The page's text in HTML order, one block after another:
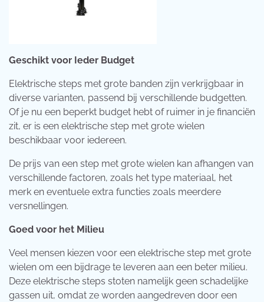
Geschikt voor Ieder Budget
Elektrische steps met grote banden zijn verkrijgbaar in
diverse varianten, passend bij verschillende budgetten.
Of je nu een beperkt budget hebt of ruimer in je financiën
zit, er is een elektrische step met grote wielen
beschikbaar voor iedereen.
De prijs van een step met grote wielen kan afhangen van
verschillende factoren, zoals het type materiaal, het
merk en eventuele extra functies zoals meerdere
versnellingen.
Goed voor het Milieu
Veel mensen kiezen voor een elektrische step met grote
wielen om een bijdrage te leveren aan een beter milieu.
Deze elektrische steps stoten namelijk geen schadelijke
gassen uit, omdat ze worden aangedreven door een